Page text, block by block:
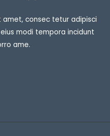
amet, consec tetur adipisci
modi tempora incidunt
ame.